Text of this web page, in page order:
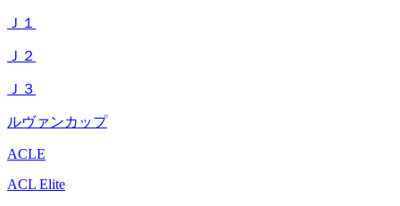
Ｊ１
Ｊ２
Ｊ３
ルヴァンカップ
ACLE
ACL Elite